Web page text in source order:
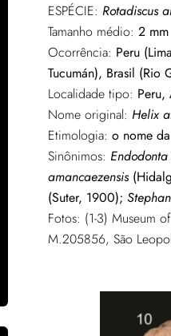
ESPÉCIE: Rotadiscus
Tamanho médio: 2 mm
Ocorrência: Peru
Tucumán), Brasil (Rio
Localidade tipo: Peru,
Nome original: Helix
Etimologia: o nome
Sinônimos:
amancaezensis
(Suter, 1900);
Fotos: (1-3) Museum
M.205856, São